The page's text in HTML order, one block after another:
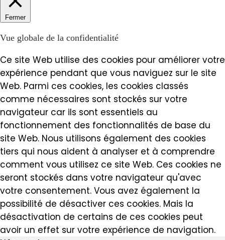
Fermer
Vue globale de la confidentialité
Ce site Web utilise des cookies pour améliorer votre
expérience pendant que vous naviguez sur le site
Web. Parmi ces cookies, les cookies classés
comme nécessaires sont stockés sur votre
navigateur car ils sont essentiels au
fonctionnement des fonctionnalités de base du
site Web. Nous utilisons également des cookies
tiers qui nous aident à analyser et à comprendre
comment vous utilisez ce site Web. Ces cookies ne
seront stockés dans votre navigateur qu'avec
votre consentement. Vous avez également la
possibilité de désactiver ces cookies. Mais la
désactivation de certains de ces cookies peut
avoir un effet sur votre expérience de navigation.